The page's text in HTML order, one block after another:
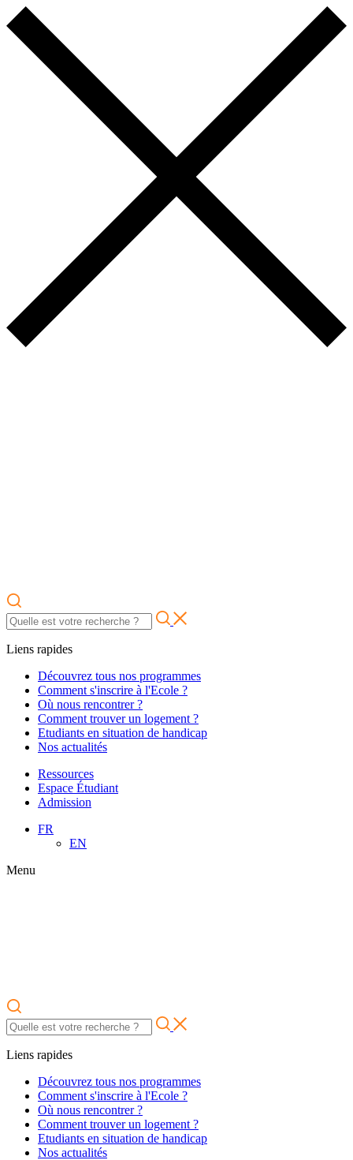
Liens rapides
Découvrez tous nos programmes
Comment s'inscrire à l'Ecole ?
Où nous rencontrer ?
Comment trouver un logement ?
Etudiants en situation de handicap
Nos actualités
Ressources
Espace Étudiant
Admission
FR
EN
Menu
Liens rapides
Découvrez tous nos programmes
Comment s'inscrire à l'Ecole ?
Où nous rencontrer ?
Comment trouver un logement ?
Etudiants en situation de handicap
Nos actualités